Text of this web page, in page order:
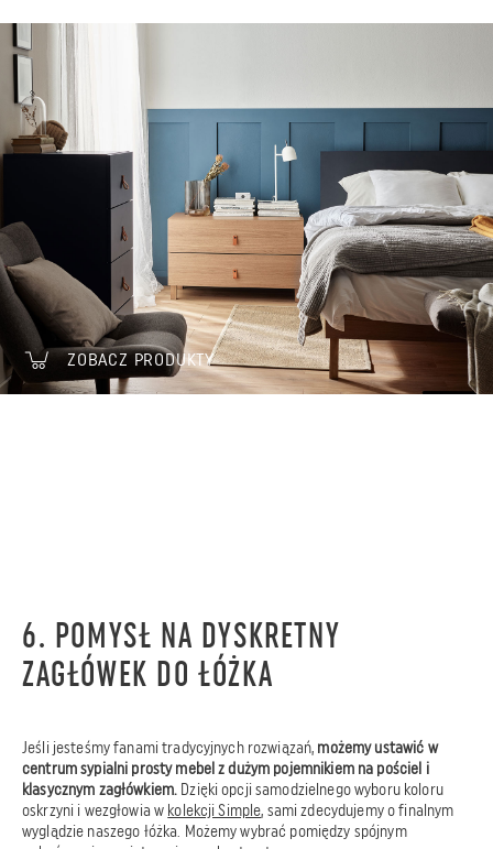
ZOBACZ PRODUKTY
6. POMYSŁ NA DYSKRETNY
ZAGŁÓWEK DO ŁÓŻKA
Jeśli jesteśmy fanami tradycyjnych rozwiązań, możemy ustawić w
centrum sypialni prosty mebel z dużym pojemnikiem na pościel i
klasycznym zagłówkiem. Dzięki opcji samodzielnego wyboru koloru
oskrzyni i wezgłowia w kolekcji Simple, sami zdecydujemy o finalnym
wyglądzie naszego łóżka. Możemy wybrać pomiędzy spójnym